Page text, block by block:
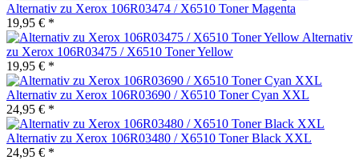
Alternativ zu Xerox 106R03474 / X6510 Toner Magenta
19,95 € *
Alternativ
zu Xerox 106R03475 / X6510 Toner Yellow
19,95 € *
Alternativ zu Xerox 106R03690 / X6510 Toner Cyan XXL
24,95 € *
Alternativ zu Xerox 106R03480 / X6510 Toner Black XXL
24,95 € *